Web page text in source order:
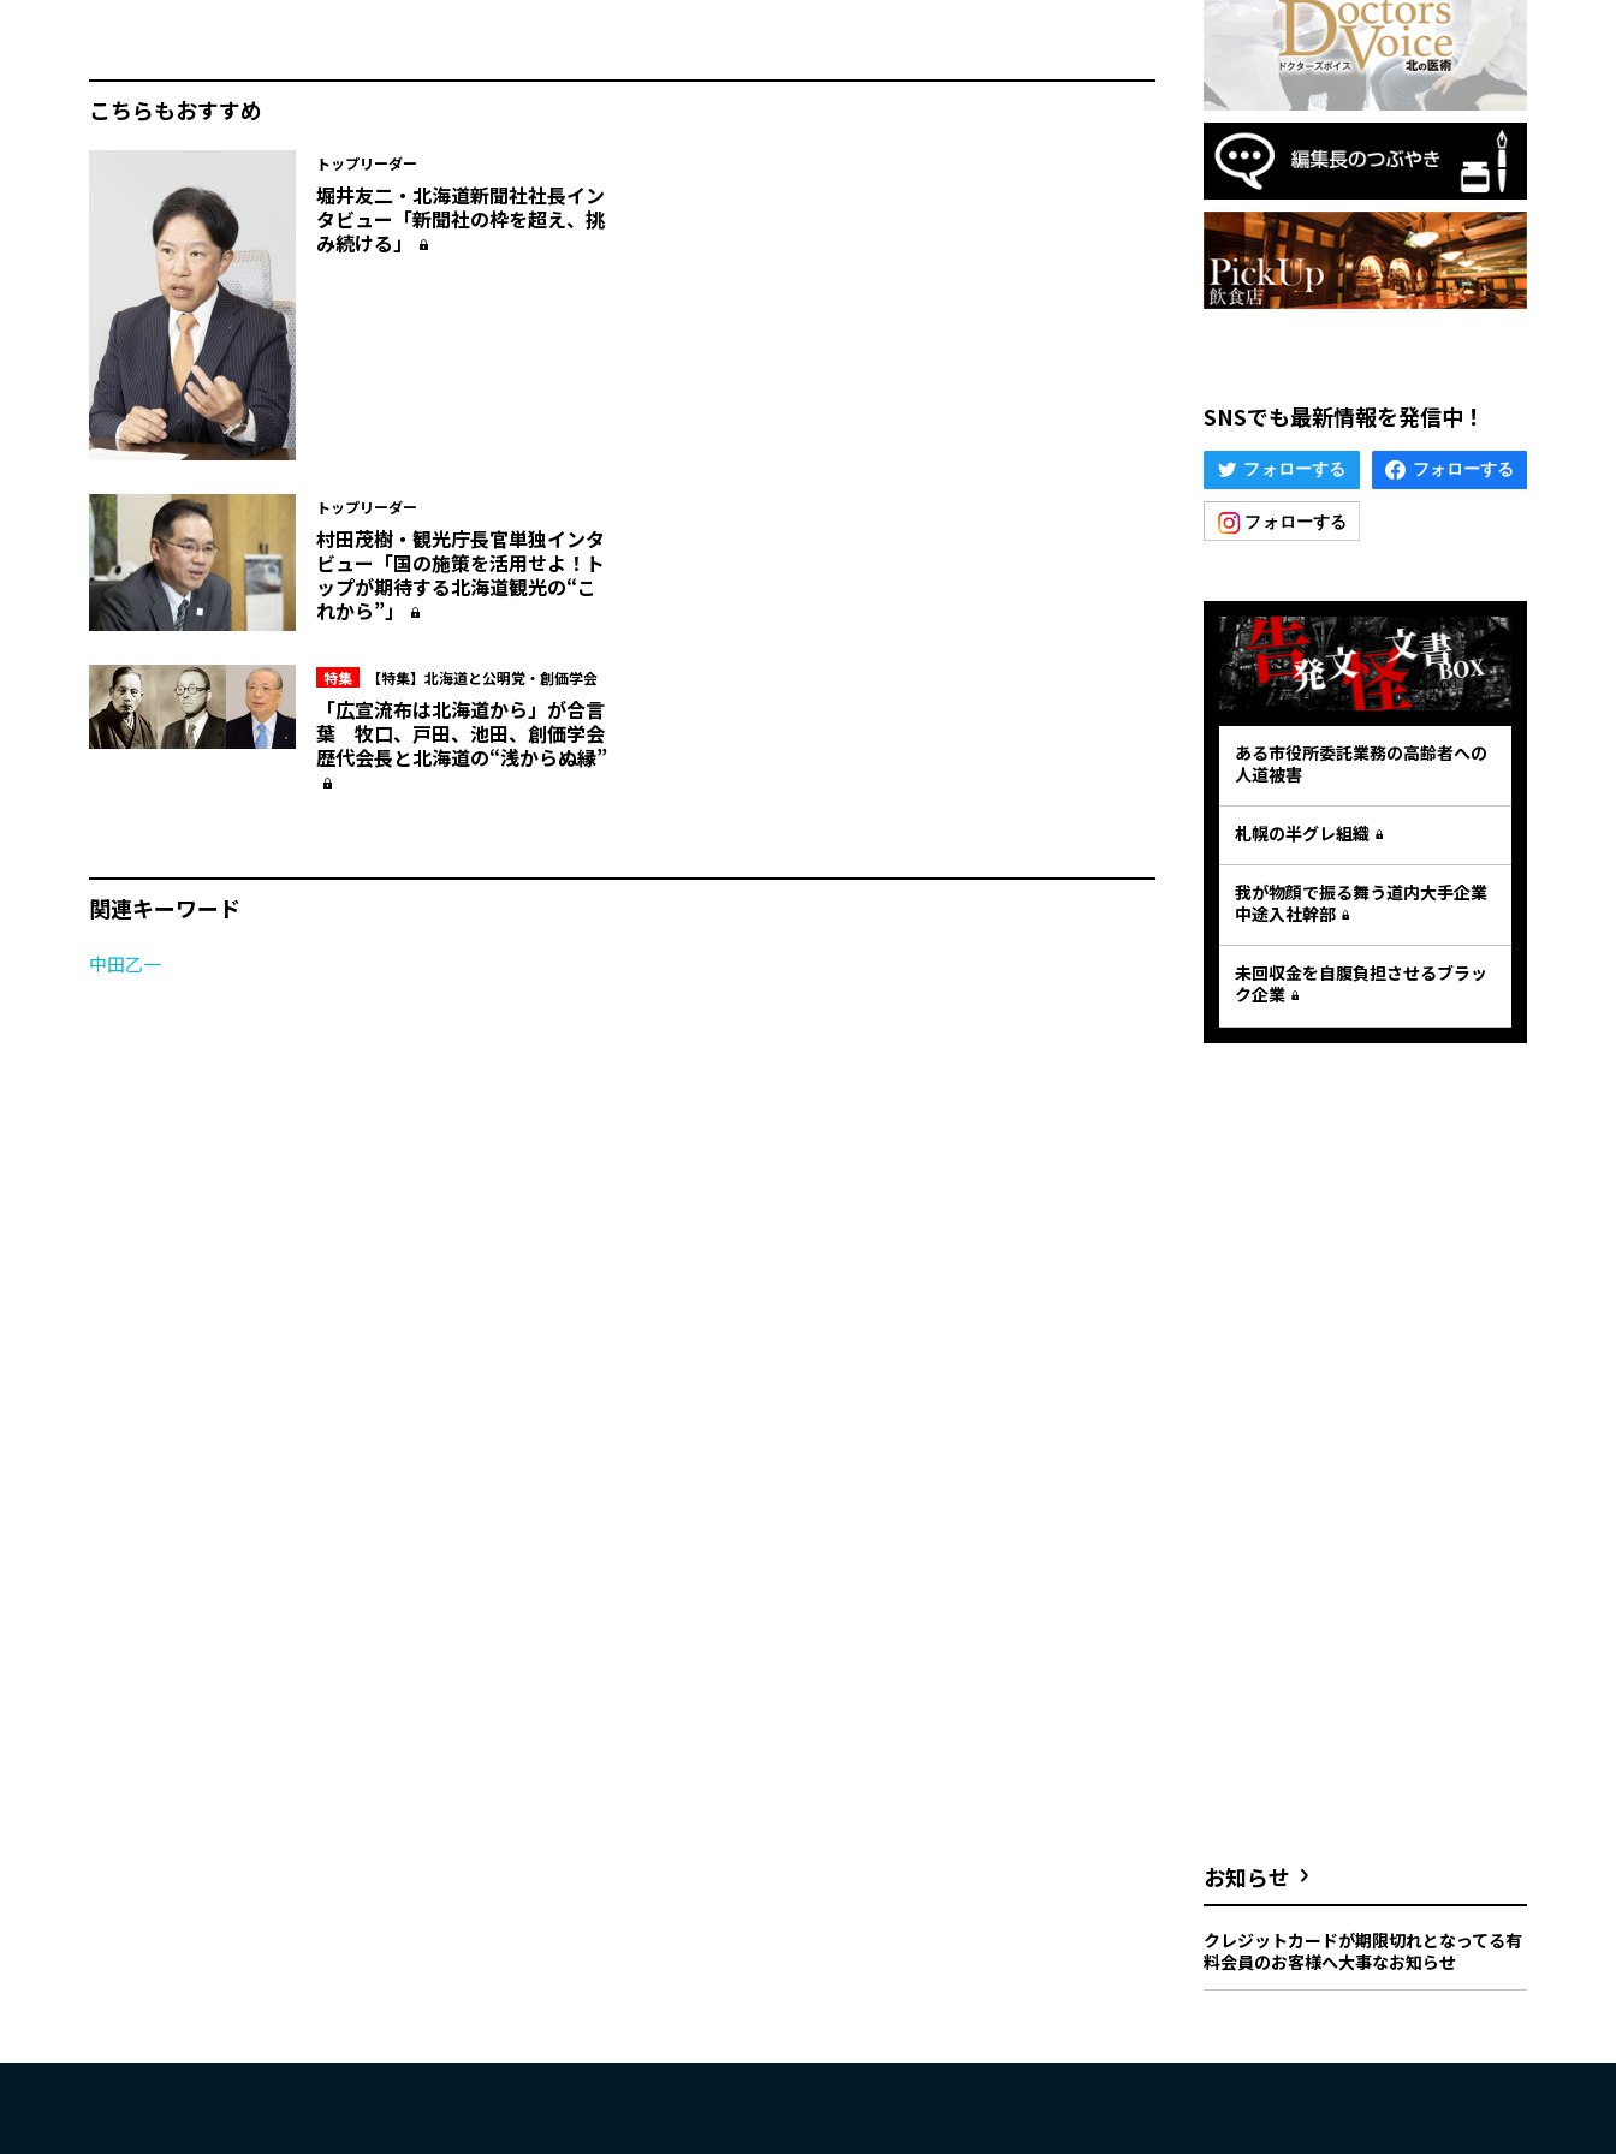
こちらもおすすめ
トップリーダー
堀井友二・北海道新聞社社長イン
タビュー「新聞社の枠を超え、挑
み続ける」
トップリーダー
村田茂樹・観光庁長官単独インタ
ビュー「国の施策を活用せよ！ト
ップが期待する北海道観光の“こ
れから”」
特集 【特集】北海道と公明党・創価学会
「広宣流布は北海道から」が合言
葉 牧口、戸田、池田、創価学会
歴代会長と北海道の“浅からぬ縁”
関連キーワード
中田乙一
SNSでも最新情報を発信中！
ある市役所委託業務の高齢者への
人道被害
札幌の半グレ組織
我が物顔で振る舞う道内大手企業
中途入社幹部
未回収金を自腹負担させるブラッ
ク企業
お知らせ
クレジットカードが期限切れとなってる有
料会員のお客様へ大事なお知らせ